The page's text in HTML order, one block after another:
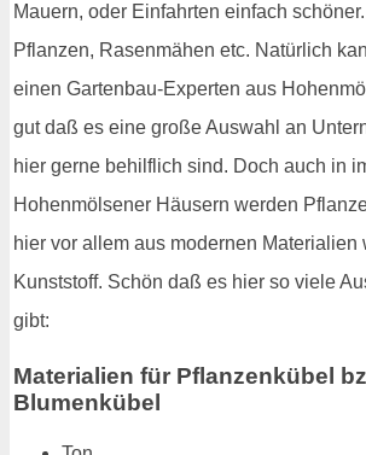
Mauern, oder Einfahrten einfach
Pflanzen, Rasenmähen etc. Natürlich
einen Gartenbau-Experten aus
gut daß es eine große Auswahl an
hier gerne behilflich sind. Doch auch in
Hohenmölsener Häusern werden
hier vor allem aus modernen
Kunststoff. Schön daß es hier so viele
gibt:
Materialien für Pflanzenkübel
Blumenkübel